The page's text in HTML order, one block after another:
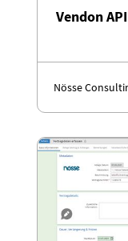
Vendon
Nösse